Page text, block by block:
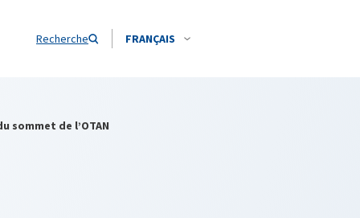
Recherche FRANÇAIS
sommet de l’OTAN